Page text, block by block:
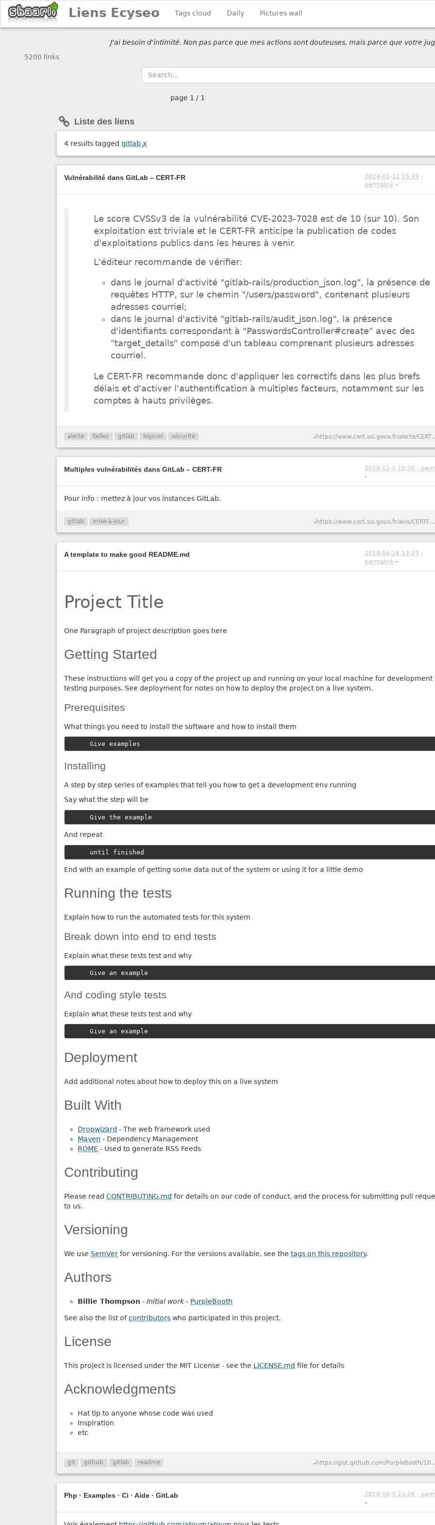
Liens Ecyseo Tags cloud Daily Pictures wall
J'ai besoin d'intimité. Non pas parce que mes actions sont douteuses, mais parce que votre
5200 links
page 1 / 1
Liste des liens
4 results tagged gitlab x
Vulnérabilité dans GitLab – CERT-FR
2024-01-12 15:33 -
permalink-
Le score CVSSv3 de la vulnérabilité CVE-2023-7028 est de 10 (sur 10). Son
exploitation est triviale et le CERT-FR anticipe la publication de codes
d'exploitations publics dans les heures à venir.
L'éditeur recommande de vérifier:
dans le journal d'activité "gitlab-rails/production_json.log", la présence de
requêtes HTTP, sur le chemin "/users/password", contenant plusieurs
adresses courriel;
dans le journal d'activité "gitlab-rails/audit_json.log", la présence
d'identifiants correspondant à "PasswordsController#create" avec des
"target_details" composé d'un tableau comprenant plusieurs adresses
courriel.
Le CERT-FR recommande donc d'appliquer les correctifs dans les plus brefs
délais et d'activer l'authentification à multiples facteurs, notamment sur les
comptes à hauts privilèges.
alerte failles gitlab logiciel sécurité - https://
Multiples vulnérabilités dans GitLab – CERT-FR
2019-12-3 10:50 -
-
Pour info : mettez à jour vos instances GitLab.
gitlab mise-à-jour - https://www.cert.ssi.gouv.fr/avis/CERTFR-2019-AVI-596/
A template to make good README.md
2019-04-16 13:27 -
permalink -
Project Title
One Paragraph of project description goes here
Getting Started
These instructions will get you a copy of the project up and running on your local machine for development
testing purposes. See deployment for notes on how to deploy the project on a live system.
Prerequisites
What things you need to install the software and how to install them
Give examples
Installing
A step by step series of examples that tell you how to get a development env running
Say what the step will be
Give the example
And repeat
until finished
End with an example of getting some data out of the system or using it for a little demo
Running the tests
Explain how to run the automated tests for this system
Break down into end to end tests
Explain what these tests test and why
Give an example
And coding style tests
Explain what these tests test and why
Give an example
Deployment
Add additional notes about how to deploy this on a live system
Built With
Dropwizard - The web framework used
Maven - Dependency Management
ROME - Used to generate RSS Feeds
Contributing
Please read CONTRIBUTING.md for details on our code of conduct, and the process for submitting pull
to us.
Versioning
We use SemVer for versioning. For the versions available, see the tags on this repository.
Authors
Billie Thompson - Initial work- PurpleBooth
See also the list ofcontributors who participated in this project.
License
This project is licensed under the MIT License - see the LICENSE.md file for details
Acknowledgments
Hat tip to anyone whose code was used
Inspiration
etc
git github gitlab readme - https://gist.github.com/
Php · Examples · Ci · Aide · GitLab
2018-10-7 22:26 -
-